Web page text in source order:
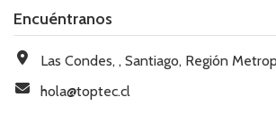
Encuéntranos
Las Condes, , Santiago, Región
hola@toptec.cl